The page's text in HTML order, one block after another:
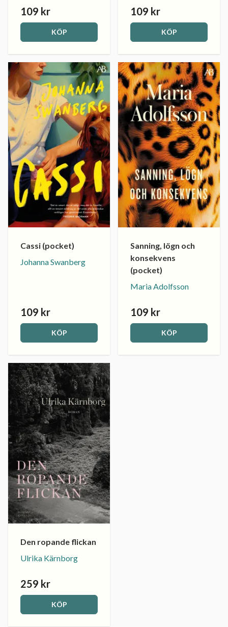
109 kr
KÖP
109 kr
KÖP
Cassi (pocket)
Johanna Swanberg
109 kr
KÖP
Sanning, lögn och
konsekvens
(pocket)
Maria Adolfsson
109 kr
KÖP
Den ropande flickan
Ulrika Kärnborg
259 kr
KÖP